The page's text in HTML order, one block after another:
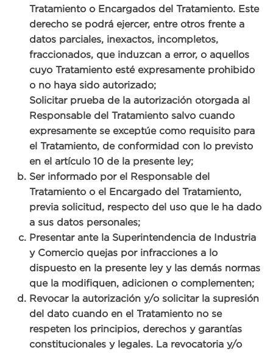
Tratamiento o Encargados del Tratamiento. Este
derecho se podrá ejercer, entre otros frente a
datos parciales, inexactos, incompletos,
fraccionados, que induzcan a error, o aquellos
cuyo Tratamiento esté expresamente prohibido
o no haya sido autorizado;
Solicitar prueba de la autorización otorgada al
Responsable del Tratamiento salvo cuando
expresamente se exceptúe como requisito para
el Tratamiento, de conformidad con lo previsto
en el artículo 10 de la presente ley;
Ser informado por el Responsable del
Tratamiento o el Encargado del Tratamiento,
previa solicitud, respecto del uso que le ha dado
a sus datos personales;
Presentar ante la Superintendencia de Industria
y Comercio quejas por infracciones a lo
dispuesto en la presente ley y las demás normas
que la modifiquen, adicionen o complementen;
Revocar la autorización y/o solicitar la supresión
del dato cuando en el Tratamiento no se
respeten los principios, derechos y garantías
constitucionales y legales. La revocatoria y/o